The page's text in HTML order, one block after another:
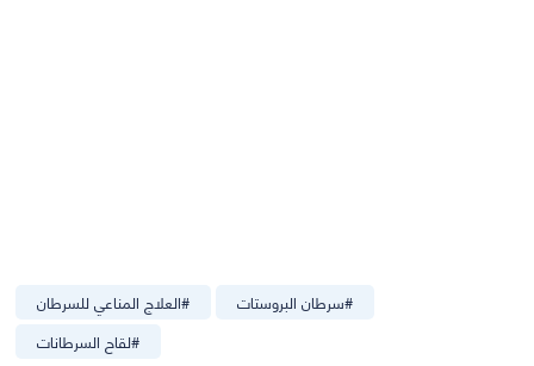
#العلاج المناعي للسرطان #سرطان البروستات
#لقاح السرطانات